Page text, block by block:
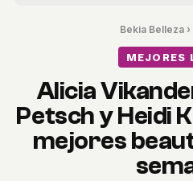
Bekia Belleza›
MEJORES
Alicia
Petsch y Heidi
mejores